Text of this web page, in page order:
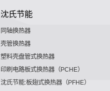
沈氏节能
同轴换热器
壳管换热器
塑料壳盘管式换热器
印刷电路板式换热器（PCHE）
沈氏节能:板翅式换热器（PFHE）